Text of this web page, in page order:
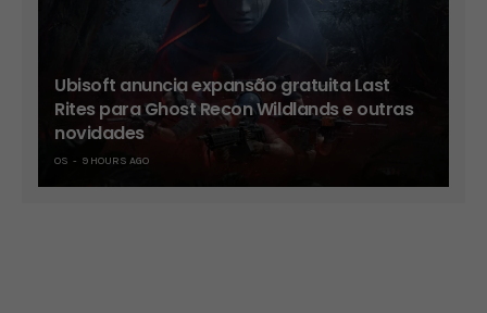
Ubisoft anuncia expansão gratuita Last
Rites para Ghost Recon Wildlands e outras
novidades
OS 9 HOURS AGO